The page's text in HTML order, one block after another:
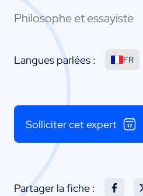
Philosophe et essayiste
Langues parlées : FR
Solliciter cet expert
Partager la fiche :